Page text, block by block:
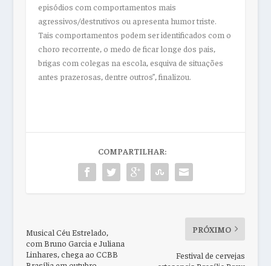
episódios com comportamentos mais
agressivos/destrutivos ou apresenta humor triste.
Tais comportamentos podem ser identificados com o
choro recorrente, o medo de ficar longe dos pais,
brigas com colegas na escola, esquiva de situações
antes prazerosas, dentre outros”, finalizou.
COMPARTILHAR:
Musical Céu Estrelado,
com Bruno Garcia e Juliana
Linhares, chega ao CCBB
PRÓXIMO
Festival de cervejas